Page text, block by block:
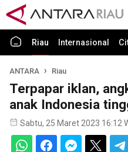
Riau Internasional
ANTARA Riau
Terpapar iklan,
anak Indonesia
Sabtu, 25 Maret 2023 16:12